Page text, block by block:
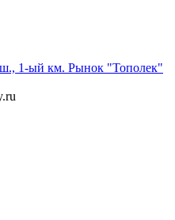
1-ый км. Рынок "Тополек"